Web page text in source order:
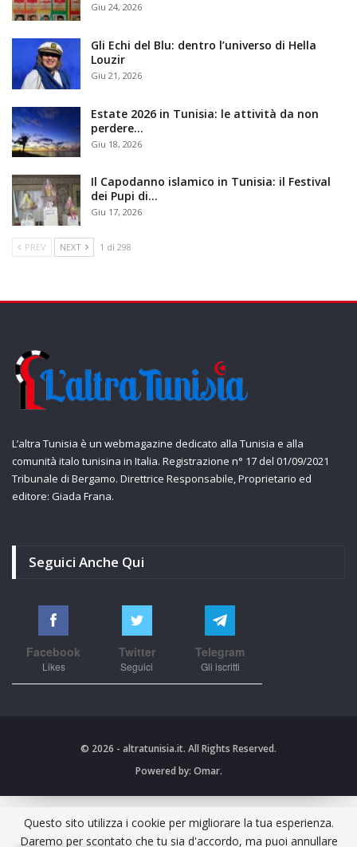
Giu 24, 2026
Gli Echi del Blu: dentro l’universo di Hella
Louzir
Giu 21, 2026
Estate 2026 in Tunisia: le attività da non
perdere…
Giu 18, 2026
Il Capodanno islamico in Tunisia: il Festival
dei Pupi di…
Giu 17, 2026
PREV NEXT 1 di 298
L’altra Tunisia è un webmagazine dedicato alla Tunisia e alla
comunità italo tunisina in Italia. Registrazione n° 17 del 01/09/2021
Tribunale di Bergamo. Direttrice Responsabile, Proprietario ed
editore: Giada Frana.
Seguici Anche Qui
Facebook
Likes
Twitter
Seguici
Telegram
Gli iscritti
© 2026 - altratunisia.it. All Rights Reserved.
Powered by: Omar.
Questo sito utilizza i cookie per migliorare la tua esperienza.
Daremo per scontato che tu sia d'accordo, ma puoi annullare